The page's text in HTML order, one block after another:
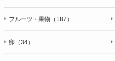
フルーツ・果物（187）
卵（34）